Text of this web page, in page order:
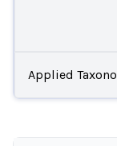
Applied